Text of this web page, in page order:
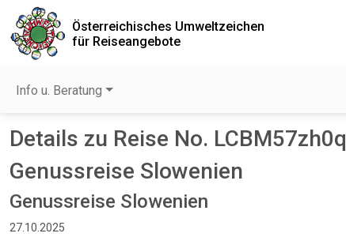
Österreichisches Umweltzeichen
für Reiseangebote
Info u. Beratung
Details zu Reise No. LCBM57zh0q
Genussreise Slowenien
Genussreise Slowenien
27.10.2025